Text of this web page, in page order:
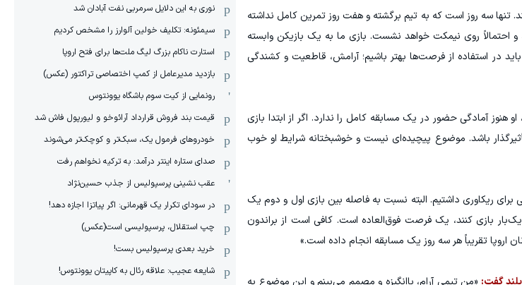
تنها سه روز است که به تیم برگشته و هفت روز تمرین کامل نداشته
کند، اما هنوز آمادگی بازی ۹۰ دقیقه‌ای را ندارد و احتمالاً روی نیمکت خواهد نشست. بازی ما به یک بازیکن وابسته
در استفاده از فرصت‌ها بهتر باشیم؛ آرامش، قاطعیت و کشندگی
هنوز آمادگی حضور در یک مسابقه کامل را ندارد. اگر از ابتدا بازی
باشد. موضوع پیچیده‌ای نیست و خوشبختانه شرایط او خوب
برای ریکاوری داشتیم. البته نسبت به فاصله بین بازی اول و دوم یک
یک‌بار بازی کنند، یک فرصت فوق‌العاده است. کافی است از براندون
تقریباً هر سه روز یک مسابقه انجام داده است.»
گفت: «من تیمی آرام، باانگیزه و مصمم می‌بینم و این موضوع به
نوری به این دلایل سرمربی نفت آبادان شد
سیمئونه: تکلیف خولین آلوارز را مشخص کردیم
استارت ناکام بزرگ لیگ ملت‌ها برای فتح اروپا
بازدید مدیرعامل از کمپ اختصاصی تراکتور (عکس)
رونمایی از کیت سوم باشگاه یوونتوس
قیمت بند فروش قرارداد آرائوخو و لیورپول فاش شد
خودروهای فرمول یک، سبک‌تر و کوچک‌تر می‌شوند
صدای ستاره اینتر درآمد: به ترکیه نخواهم رفت
عقب نشینی پرسپولیس از جذب حسین‌نژاد
در سودای تکرار یک قهرمانی: اگر پیاتزا اجازه دهد!
چپ استقلال، پرسپولیسی است(عکس)
خرید بعدی پرسپولیس بست!
شایعه عجیب: علاقه رئال به کاپیتان یوونتوس!